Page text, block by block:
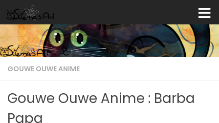
Skip to content
GOUWE OUWE ANIME
Gouwe Ouwe Anime : Barba
Papa